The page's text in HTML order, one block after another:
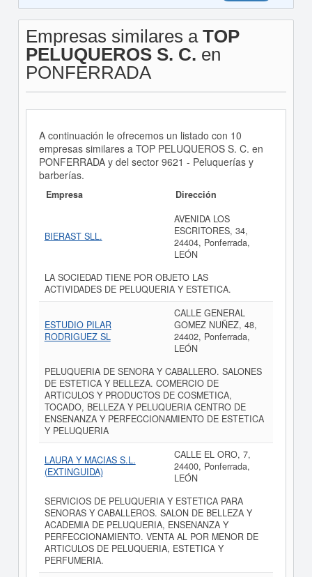
Empresas similares a TOP
PELUQUEROS S. C. en
PONFERRADA
A continuación le ofrecemos un listado con 10
empresas similares a TOP PELUQUEROS S. C. en
PONFERRADA y del sector 9621 - Peluquerías y
barberías.
Empresa Dirección
BIERAST SLL.
AVENIDA LOS
ESCRITORES, 34,
24404, Ponferrada,
LEÓN
LA SOCIEDAD TIENE POR OBJETO LAS
ACTIVIDADES DE PELUQUERIA Y ESTETICA.
ESTUDIO PILAR
RODRIGUEZ SL
CALLE GENERAL
GOMEZ NUÑEZ, 48,
24402, Ponferrada,
LEÓN
PELUQUERIA DE SENORA Y CABALLERO. SALONES
DE ESTETICA Y BELLEZA. COMERCIO DE
ARTICULOS Y PRODUCTOS DE COSMETICA,
TOCADO, BELLEZA Y PELUQUERIA CENTRO DE
ENSENANZA Y PERFECCIONAMIENTO DE ESTETICA
Y PELUQUERIA
LAURA Y MACIAS S.L.
(EXTINGUIDA)
CALLE EL ORO, 7,
24400, Ponferrada,
LEÓN
SERVICIOS DE PELUQUERIA Y ESTETICA PARA
SENORAS Y CABALLEROS. SALON DE BELLEZA Y
ACADEMIA DE PELUQUERIA, ENSENANZA Y
PERFECCIONAMIENTO. VENTA AL POR MENOR DE
ARTICULOS DE PELUQUERIA, ESTETICA Y
PERFUMERIA.